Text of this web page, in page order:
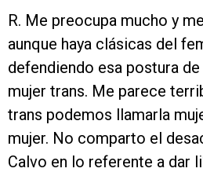
R. Me preocupa mucho y
aunque haya clásicas del
defendiendo esa postura
mujer trans. Me parece
trans podemos llamarla
mujer. No comparto el
Calvo en lo referente a dar